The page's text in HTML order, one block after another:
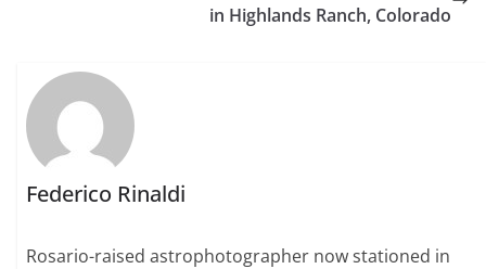
in Highlands Ranch, Colorado
Federico Rinaldi
Rosario-raised astrophotographer now stationed in